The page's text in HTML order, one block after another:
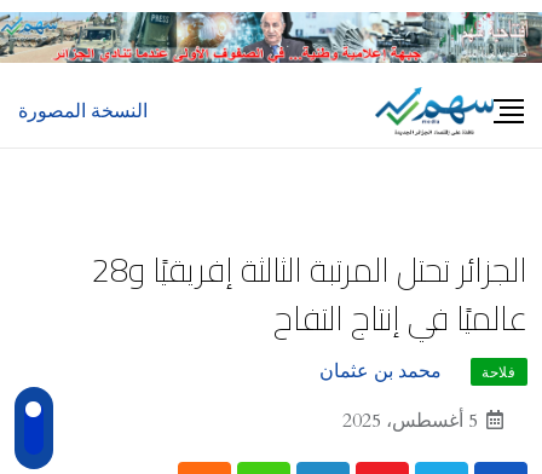
Skip
to
النسخة المصورة
الجزائر تحتل المرتبة الثالثة إفريقيًا و28
عالميًا في إنتاج التفاح
فلاحة
محمد بن عثمان
5 أغسطس، 2025